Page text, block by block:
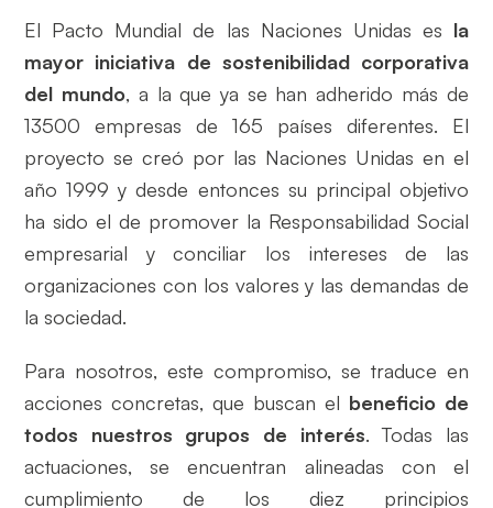
El Pacto Mundial de las Naciones Unidas es la
mayor iniciativa de sostenibilidad corporativa
del mundo, a la que ya se han adherido más de
13500 empresas de 165 países diferentes. El
proyecto se creó por las Naciones Unidas en el
año 1999 y desde entonces su principal objetivo
ha sido el de promover la Responsabilidad Social
empresarial y conciliar los intereses de las
organizaciones con los valores y las demandas de
la sociedad.
Para nosotros, este compromiso, se traduce en
acciones concretas, que buscan el beneficio de
todos nuestros grupos de interés. Todas las
actuaciones, se encuentran alineadas con el
cumplimiento de los diez principios